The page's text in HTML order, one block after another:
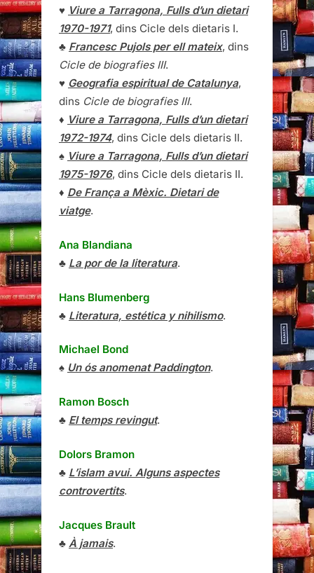
♥ Viure a Tarragona, Fulls d’un dietari
1970-1971, dins Cicle dels dietaris I.
♣ Francesc Pujols per ell mateix, dins
Cicle de biografies III.
♥ Geografia espiritual de Catalunya,
dins Cicle de biografies III.
♦ Viure a Tarragona, Fulls d’un dietari
1972-1974, dins Cicle dels dietaris II.
♠ Viure a Tarragona, Fulls d’un dietari
1975-1976, dins Cicle dels dietaris II.
♦ De França a Mèxic. Dietari de
viatge.
Ana Blandiana
♣ La por de la literatura.
Hans Blumenberg
♣ Literatura, estética y nihilismo.
Michael Bond
♠ Un ós anomenat Paddington.
Ramon Bosch
♣ El temps revingut.
Dolors Bramon
♣ L’islam avui. Alguns aspectes
controvertits.
Jacques Brault
♣ À jamais.